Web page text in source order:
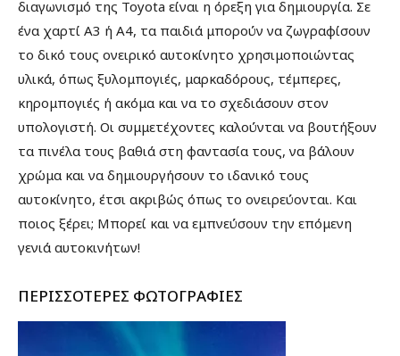
διαγωνισμό της Toyota είναι η όρεξη για δημιουργία. Σε
ένα χαρτί Α3 ή Α4, τα παιδιά μπορούν να ζωγραφίσουν
το δικό τους ονειρικό αυτοκίνητο χρησιμοποιώντας
υλικά, όπως ξυλομπογιές, μαρκαδόρους, τέμπερες,
κηρομπογιές ή ακόμα και να το σχεδιάσουν στον
υπολογιστή. Οι συμμετέχοντες καλούνται να βουτήξουν
τα πινέλα τους βαθιά στη φαντασία τους, να βάλουν
χρώμα και να δημιουργήσουν το ιδανικό τους
αυτοκίνητο, έτσι ακριβώς όπως το ονειρεύονται. Και
ποιος ξέρει; Μπορεί και να εμπνεύσουν την επόμενη
γενιά αυτοκινήτων!
ΠΕΡΙΣΣΟΤΕΡΕΣ ΦΩΤΟΓΡΑΦΙΕΣ